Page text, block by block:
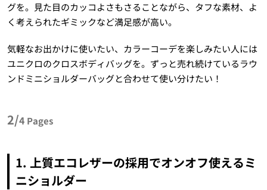
グを。見た目のカッコよさもさることながら、タフな素材、よ
く考えられたギミックなど満足感が高い。
気軽なお出かけに使いたい、カラーコーデを楽しみたい人には
ユニクロのクロスボディバッグを。ずっと売れ続けているラウ
ンドミニショルダーバッグと合わせて使い分けたい！
2/4 Pages
1. 上質エコレザーの採用でオンオフ使えるミ
ニショルダー